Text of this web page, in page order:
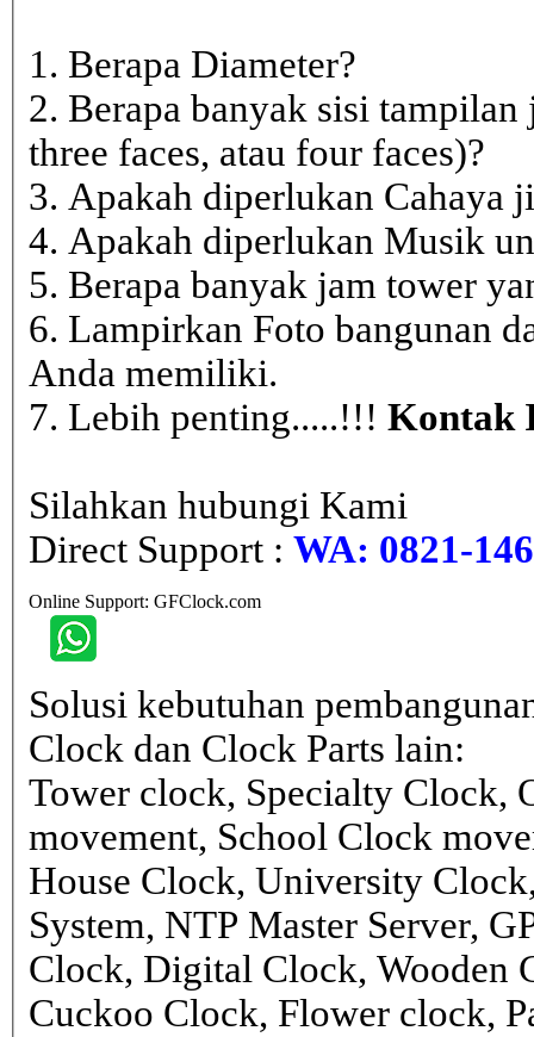
1. Berapa Diameter?
2. Berapa banyak sisi
three faces, atau four faces)?
3. Apakah diperlukan Cahaya
4. Apakah diperlukan Musik
5. Berapa banyak jam tower
6. Lampirkan Foto bangunan
Anda memiliki.
7. Lebih penting.....!!! Kontak
Silahkan hubungi Kami
Direct Support : WA: 0821-
Online Support: GFClock.com
Solusi kebutuhan
Clock dan Clock Parts lain:
Tower clock, Specialty Clock,
movement, School Clock
House Clock, University
System, NTP Master Server,
Clock, Digital Clock, Wooden
Cuckoo Clock, Flower clock,